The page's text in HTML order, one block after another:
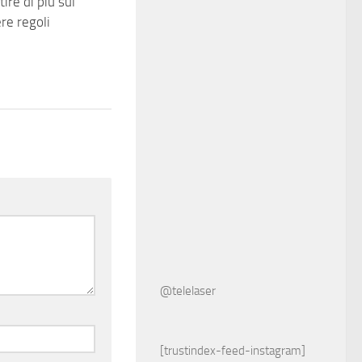
regoli
@telelaser
[trustindex-feed-instagram]